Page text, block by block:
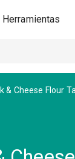
Herramientas
& Cheese Flour